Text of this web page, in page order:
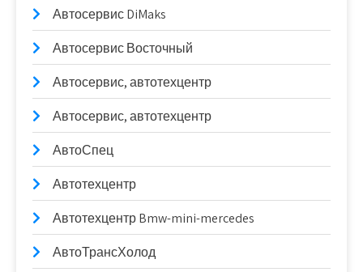
Автосервис DiMaks
Автосервис Восточный
Автосервис, автотехцентр
Автосервис, автотехцентр
АвтоСпец
Автотехцентр
Автотехцентр Bmw-mini-mercedes
АвтоТрансХолод